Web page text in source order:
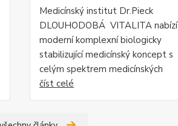
Medicínský institut Dr.Pieck
DLOUHODOBÁ VITALITA nabízí
moderní komplexní biologicky
stabilizující medicínský koncept s
celým spektrem medicínských
číst celé